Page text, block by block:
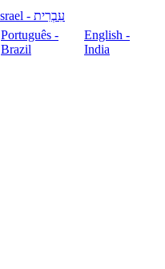
עִבְרִית - Israel
Português -
Brazil
English -
India